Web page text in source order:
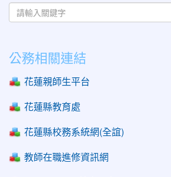
公務相關連結
花蓮親師生平台
花蓮縣教育處
花蓮縣校務系統網(全誼)
教師在職進修資訊網